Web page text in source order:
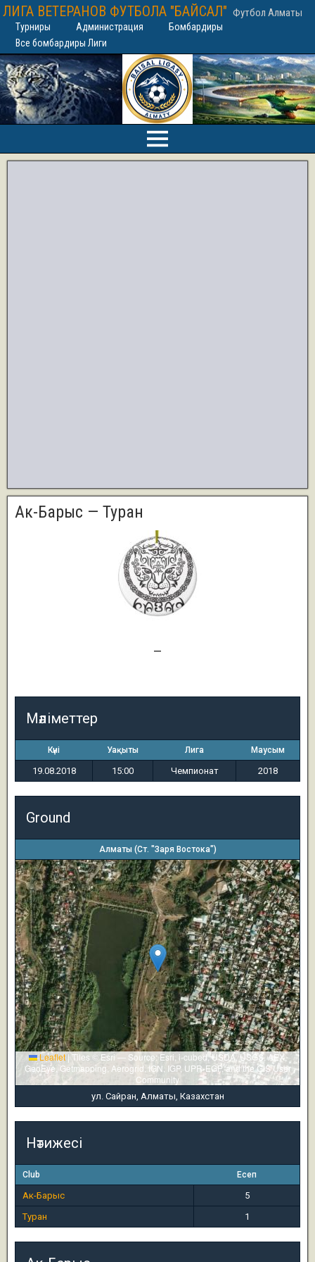
ЛИГА ВЕТЕРАНОВ ФУТБОЛА "БАЙСАЛ" Футбол Алматы
Турниры Администрация
Бомбардиры
Все бомбардиры Лиги
Ак-Барыс — Туран
—
Мәліметтер
Күні Уақыты Лига Маусым
19.08.2018 15:00 Чемпионат 2018
Ground
Алматы (Ст. "Заря Востока")
Leaflet | Tiles © Esri — Source: Esri, i-cubed, USDA, USGS, AEX,
GeoEye, Getmapping, Aerogrid, IGN, IGP, UPR-EGP, and the GIS User
Community
ул. Сайран, Алматы, Казахстан
Нәтижесі
Club Есеп
Ак-Барыс
5
Туран
1